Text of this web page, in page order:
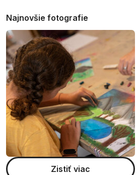
Najnovšie fotografie
Zistiť viac